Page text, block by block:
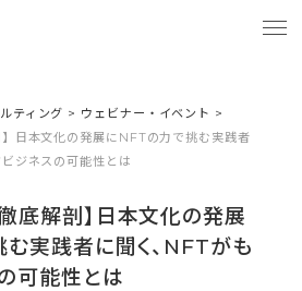
ティング > ウェビナー・イベント >
】日本文化の発展にNFTの力で挑む実践者
ジネスの可能性とは
底解剖】日本文化の発展
実践者に聞く、NFTがも
可能性とは